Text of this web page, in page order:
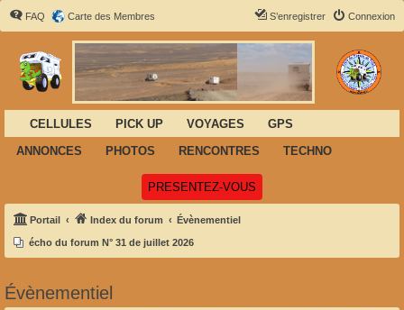
FAQ Carte des Membres Connexion
S’enregistrer
CELLULES PICK UP VOYAGES
GPS
ANNONCES
PHOTOS RENCONTRES TECHNO
PRESENTEZ-VOUS
Portail Index du forum Évènementiel
écho du forum N° 31 de juillet 2026
Évènementiel